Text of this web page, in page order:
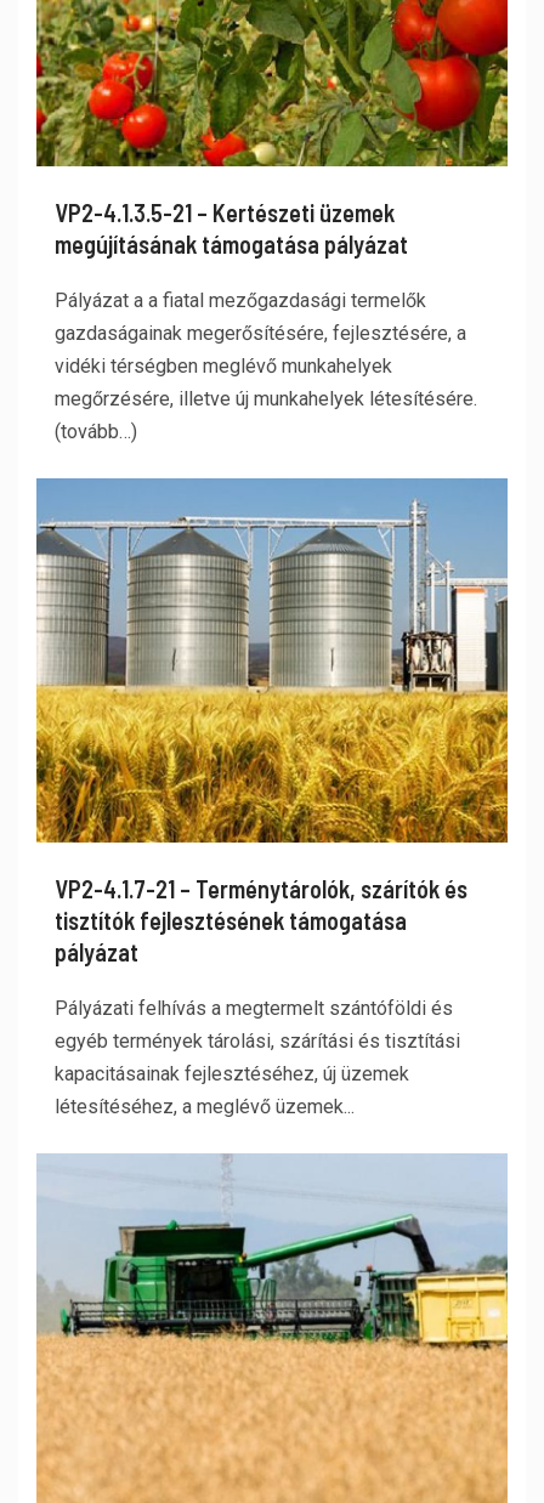
VP2-4.1.3.5-21 – Kertészeti üzemek
megújításának támogatása pályázat
Pályázat a a fiatal mezőgazdasági termelők
gazdaságainak megerősítésére, fejlesztésére, a
vidéki térségben meglévő munkahelyek
megőrzésére, illetve új munkahelyek létesítésére.
(tovább…)
VP2-4.1.7-21 – Terménytárolók, szárítók és
tisztítók fejlesztésének támogatása
pályázat
Pályázati felhívás a megtermelt szántóföldi és
egyéb termények tárolási, szárítási és tisztítási
kapacitásainak fejlesztéséhez, új üzemek
létesítéséhez, a meglévő üzemek...